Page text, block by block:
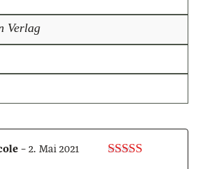
Verlag
– 2. Mai 2021